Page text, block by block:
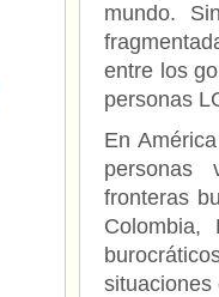
mundo.
entre los
personas
En
personas
fronteras
situaciones